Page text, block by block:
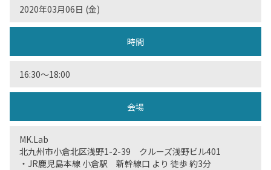
2020年03月06日 (金)
時間
16:30〜18:00
会場
MK.Lab
北九州市小倉北区浅野1-2-39 クルーズ浅野ビル401
・JR鹿児島本線 小倉駅 新幹線口 より 徒歩 約3分